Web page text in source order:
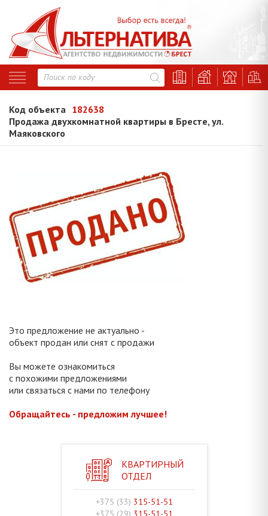
Код объекта 182638
Продажа двухкомнатной квартиры в Бресте, ул.
Маяковского
Это предложение не актуально -
объект продан или снят с продажи
Вы можете ознакомиться
с похожими предложениями
или связаться с нами по телефону
Обращайтесь - предложим лучшее!
КВАРТИРНЫЙ
ОТДЕЛ
+375 (33) 315-51-51